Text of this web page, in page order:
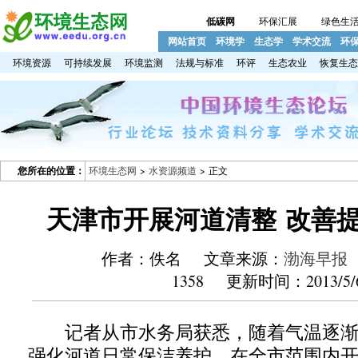
低碳网 环保汇展 绿色生
网站首页 环境学 生态学 学术交流 环
环境资源 可持续发展 环境监测 法规与标准 环评 生态农业 恢复生态
您所在的位置： 环境生态网 > 水资源频道 > 正文
天津市开展河道清整 改善
作者：佚名 文章来源： 渤海早报
1358 更新时间：2013/
记者从市水务局获悉，随着气温逐